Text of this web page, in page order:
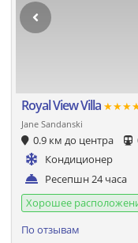
Royal View Villa
Jane Sandanski
0.9 км до центра
Кондиционер
Ресепшн 24 часа
Хорошее
По отзывам